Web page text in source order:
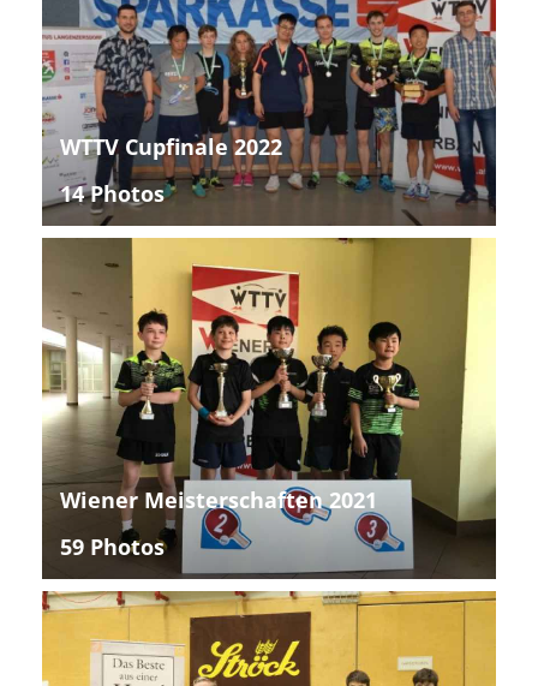
WTTV Cupfinale 2022
14 Photos
Wiener Meisterschaften 2021
59 Photos